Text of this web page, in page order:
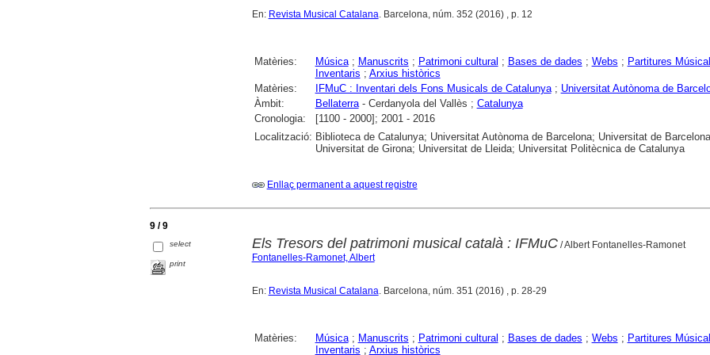
En: Revista Musical Catalana . Barcelona, núm. 352 (2016) , p. 12
Matèries: Música; Manuscrits ; Patrimoni cultural ; Bases de dades ; Webs ; Partitures
Inventaris ; Arxius històrics
Matèries:
IFMuC : Inventari dels Fons Musicals de Catalunya; Universitat Autònoma de
Àmbit:
Bellaterra- Cerdanyola del Vallès ; Catalunya
Cronologia:
[1100 - 2000]; 2001 - 2016
Localització: Biblioteca de Catalunya; Universitat Autònoma de Barcelona; Universitat de
Universitat de Girona; Universitat de Lleida; Universitat Politècnica de Catalunya
Enllaç permanent a aquest registre
9 / 9
select
print
Els Tresors del patrimoni musical català : IFMuC/ Albert Fontanelles-Ramonet
Fontanelles-Ramonet, Albert
En: Revista Musical Catalana. Barcelona, núm. 351 (2016) , p. 28-29
Matèries: Música; Manuscrits ; Patrimoni cultural ; Bases de dades ; Webs ; Partitures
Inventaris ; Arxius històrics